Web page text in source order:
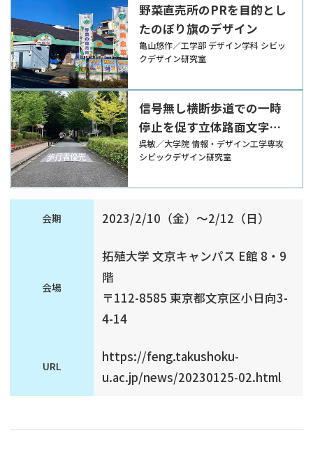
野菜直売所のPRを目的とし
たのぼり旗のデザイン
亀山悠作／工学部 デザイン学科 シビッ
クデザイン研究室
信号無し横断歩道での一時
停止を促す立体路面文字標
示の研究
呉敏／大学院 情報・デザイン工学専攻
シビックデザイン研究室
会期 2023/2/10（金）～2/12（日）
会場
拓殖大学 文京キャンパス E館 8・9
階
〒112-8585 東京都文京区小日向3-
4-14
URL
https://feng.takushoku-
u.ac.jp/news/20230125-02.html